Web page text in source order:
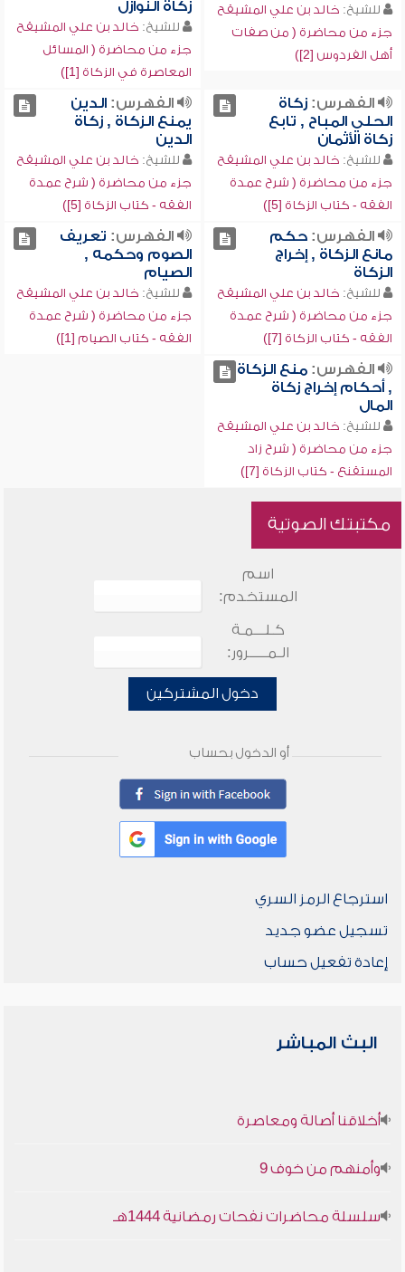
للشيخ: خالد بن علي المشيقح
جزء من محاضرة ( من صفات
أهل الفردوس [2])
زكاة النوازل
للشيخ: خالد بن علي المشيقح
جزء من محاضرة ( المسائل
المعاصرة في الزكاة [1])
الفهرس:زكاة
الحلي المباح , تابع
زكاة الأثمان
للشيخ: خالد بن علي المشيقح
جزء من محاضرة ( شرح عمدة
الفقه - كتاب الزكاة [5])
الفهرس:الدين
يمنع الزكاة , زكاة
الدين
للشيخ: خالد بن علي المشيقح
جزء من محاضرة ( شرح عمدة
الفقه - كتاب الزكاة [5])
الفهرس:حكم
مانع الزكاة , إخراج
الزكاة
للشيخ: خالد بن علي المشيقح
جزء من محاضرة ( شرح عمدة
الفقه - كتاب الزكاة [7])
الفهرس: تعريف
الصوم وحكمه ,
الصيام
للشيخ: خالد بن علي المشيقح
جزء من محاضرة ( شرح عمدة
الفقه - كتاب الصيام [1])
الفهرس:منع الزكاة
, أحكام إخراج زكاة
المال
للشيخ: خالد بن علي المشيقح
جزء من محاضرة ( شرح زاد
المستقنع - كتاب الزكاة [7])
مكتبتك الصوتية
اسم
المستخدم:
كـلـــمـة
الـمـــــرور:
دخول المشتركين
أو الدخول بحساب
استرجاع الرمز السري
تسجيل عضو جديد
إعادة تفعيل حساب
البث المباشر
أخلاقنا أصالة ومعاصرة
وأمنهم من خوف 9
سلسلة محاضرات نفحات رمضانية 1444هـ